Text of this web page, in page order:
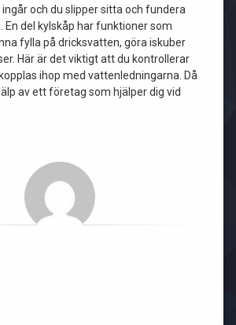
ingår och du slipper sitta och fundera
En del kylskåp har funktioner som
fylla på dricksvatten, göra iskuber
Här är det viktigt att du kontrollerar
ihop med vattenledningarna. Då
av ett företag som hjälper dig vid